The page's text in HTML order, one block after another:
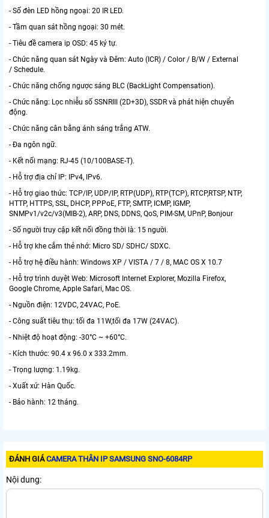
- Số đèn LED hồng ngoại: 20 IR LED.
- Tầm quan sát hồng ngoại: 30 mét.
- Tiêu đề camera ip OSD: 45 ký tự.
- Chức năng quan sát Ngày và Đêm: Auto (ICR) / Color / B/W / External
/ Schedule.
- Chức năng chống ngược sáng BLC (BackLight Compensation).
- Chức năng: Lọc nhiễu số SSNRIII (2D+3D), SSDR và phát hiện chuyển
động.
- Chức năng cân bằng ánh sáng trắng ATW.
- Đa ngôn ngữ.
- Kết nối mạng: RJ-45 (10/100BASE-T).
- Hỗ trợ địa chỉ IP: IPv4, IPv6.
- Hỗ trợ giao thức: TCP/IP, UDP/IP, RTP(UDP), RTP(TCP), RTCP,RTSP, NTP,
HTTP, HTTPS, SSL, DHCP, PPPoE, FTP, SMTP, ICMP, IGMP,
SNMPv1/v2c/v3(MIB-2), ARP, DNS, DDNS, QoS, PIM-SM, UPnP, Bonjour
- Số người truy cập kết nối đồng thời là: 15 người.
- Hỗ trợ khe cắm thẻ nhớ: Micro SD/ SDHC/ SDXC.
- Hỗ trợ hệ điều hành: Windows XP / VISTA / 7 / 8, MAC OS X 10.7
- Hỗ trợ trình duyệt Web: Microsoft Internet Explorer, Mozilla Firefox,
Google Chrome, Apple Safari, Mac OS.
- Nguồn điện: 12VDC, 24VAC, PoE.
- Công suất tiêu thụ: tối đa 11W,tối đa 17W (24VAC).
- Nhiệt độ hoạt động: -30°C ~ +60°C.
- Kích thước: 90.4 x 96.0 x 333.2mm.
- Trọng lượng: 1.19kg.
- Xuất xứ: Hàn Quốc.
- Bảo hành: 12 tháng.
ĐÁNH GIÁCAMERA THÂN IP SAMSUNG SNO-6084RP
Nội dung: